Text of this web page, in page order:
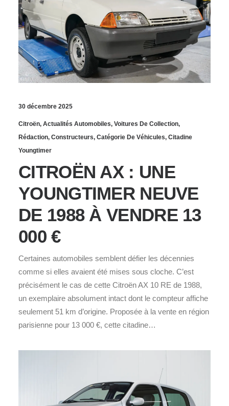
30 décembre 2025
Citroën, Actualités Automobiles, Voitures De Collection,
Rédaction, Constructeurs, Catégorie De Véhicules, Citadine
Youngtimer
CITROËN AX : UNE
YOUNGTIMER NEUVE
DE 1988 À VENDRE 13
000 €
Certaines automobiles semblent défier les décennies
comme si elles avaient été mises sous cloche. C’est
précisément le cas de cette Citroën AX 10 RE de 1988,
un exemplaire absolument intact dont le compteur affiche
seulement 51 km d’origine. Proposée à la vente en région
parisienne pour 13 000 €, cette citadine…